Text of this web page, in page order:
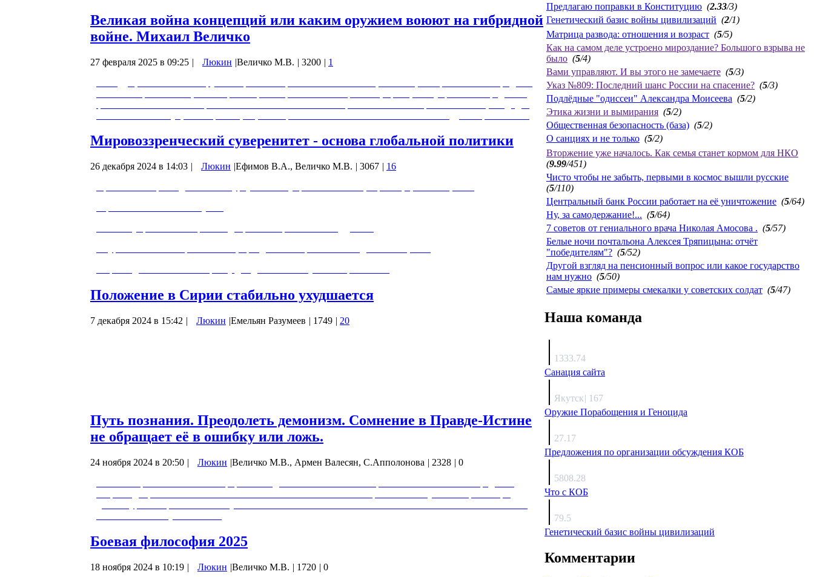
Великая война концепций или каким оружием воюют на гибридной
войне. Михаил Величко
27 февраля 2025 в 09:25 | Люкин |Величко М.В. | 3200 | 1
Мировоззренческий суверенитет - основа глобальной политики
26 декабря 2024 в 14:03 | Люкин |Ефимов В.А., Величко М.В. | 3067 | 16
Положение в Сирии стабильно ухудшается
7 декабря 2024 в 15:42 | Люкин |Емельян Разумеев | 1749 | 20
Путь познания. Преодолеть демонизм. Сомнение в Правде-Истине
не обращает её в ошибку или ложь.
24 ноября 2024 в 20:50 | Люкин |Величко М.В., Армен Валесян, С.Апполонова | 2328 | 0
Боевая философия 2025
18 ноября 2024 в 10:19 | Люкин |Величко М.В. | 1720 | 0
Предлагаю поправки в Конституцию (2.33/3)
Генетический базис войны цивилизаций (2/1)
Матрица развода: отношения и возраст (5/5)
Как на самом деле устроено мироздание? Большого взрыва не
было (5/4)
Вами управляют. И вы этого не замечаете (5/3)
Указ №809: Последний шанс России на спасение? (5/3)
Подлёдные "одиссеи" Александра Моисеева (5/2)
Этика жизни и вымирания (5/2)
Общественная безопасность (база) (5/2)
О санциях и не только (5/2)
Вторжение уже началось. Как семья станет кормом для НКО
(9.99/451)
Чисто чтобы не забыть, первыми в космос вышли русские
(5/110)
Центральный банк России работает на её уничтожение (5/64)
Ну, за самодержание!... (5/64)
7 советов от гениального врача Николая Амосова . (5/57)
Белые ночи почтальона Алексея Тряпицына: отчёт
"победителям"? (5/52)
Другой взгляд на пенсионный вопрос или какое государство
нам нужно (5/50)
Самые яркие примеры смекалки у советских солдат (5/47)
Наша команда
1333.74
Санация сайта
Якутск| 167
Оружие Порабощения и Геноцида
27.17
Предложения по организации обсуждения КОБ
5808.28
Что с КОБ
79.5
Генетический базис войны цивилизаций
Комментарии